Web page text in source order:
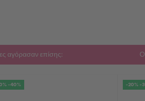
αγόρασαν επίσης:
-40% -20% -